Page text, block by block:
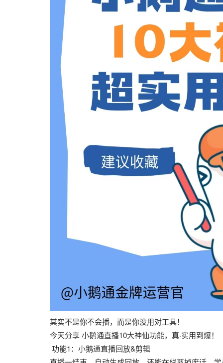
其实不是你不会播，而是你没用对工具！
今天分享 小鹅通直播10大神仙功能，真·实用到爆！
功能1：小鹅通直播回放&剪辑